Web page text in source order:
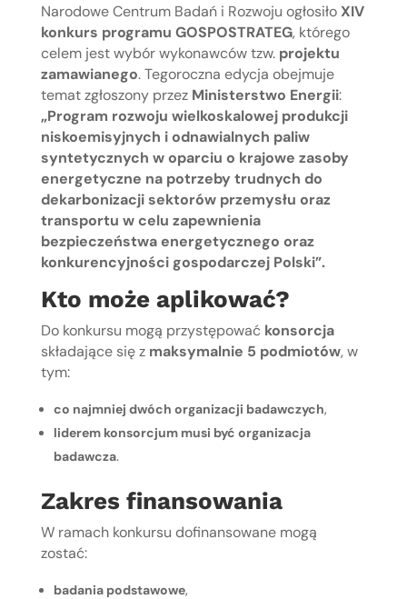
Narodowe Centrum Badań i Rozwoju ogłosiłoXIV
konkurs programu GOSPOSTRATEG, którego
celem jest wybór wykonawców tzw. projektu
zamawianego. Tegoroczna edycja obejmuje
temat zgłoszony przez Ministerstwo Energii:
„Program rozwoju wielkoskalowej produkcji
niskoemisyjnych i odnawialnych paliw
syntetycznych w oparciu o krajowe zasoby
energetyczne na potrzeby trudnych do
dekarbonizacji sektorów przemysłu oraz
transportu w celu zapewnienia
bezpieczeństwa energetycznego oraz
konkurencyjności gospodarczej Polski”.
Kto może aplikować?
Do konkursu mogą przystępować konsorcja
składające się z maksymalnie 5 podmiotów, w
tym:
co najmniej dwóch organizacji badawczych,
liderem konsorcjum musi być organizacja
badawcza.
Zakres finansowania
W ramach konkursu dofinansowane mogą
zostać:
badania podstawowe,